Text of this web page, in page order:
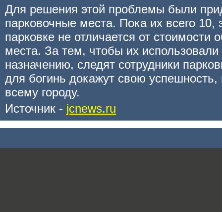
Для решения этой проблемы были
парковочные места. Пока их всего 10,
парковке не отличается от стоимости
места. За тем, чтобы их
назначению, следят сотрудники
для богинь докажут свою успешность,
всему городу.
Источник - jcnews.ru